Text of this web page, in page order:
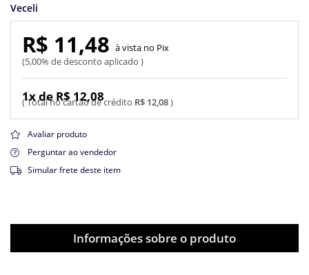
Veceli
R$ 12,08
1x de R$ 12,08
R$ 11,48
5,00% de desconto aplicado
Pix
Avaliar produto
Perguntar ao vendedor
Simular frete deste item
Informações sobre o produto